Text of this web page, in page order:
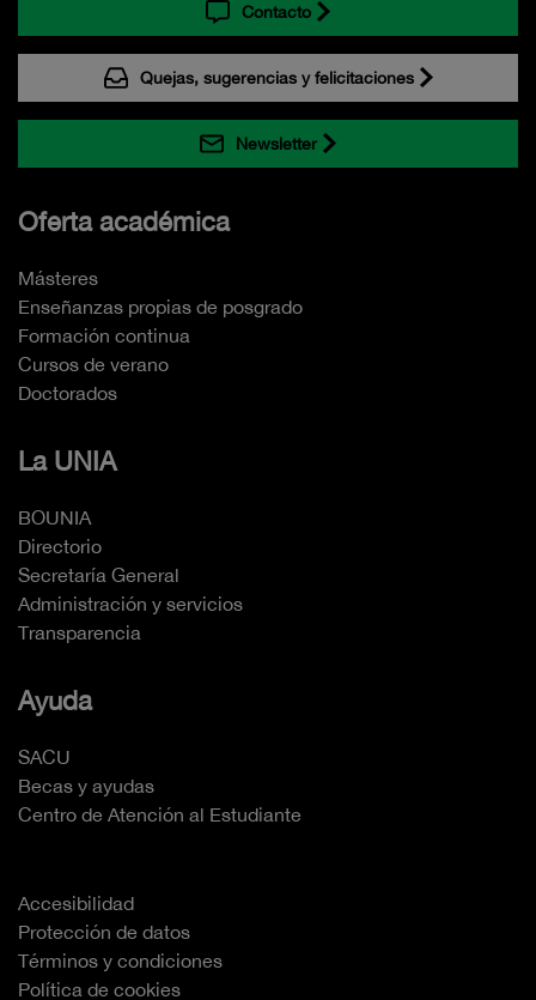
Contacto
Quejas, sugerencias y felicitaciones
Newsletter
Oferta académica
Másteres
Enseñanzas propias de posgrado
Formación continua
Cursos de verano
Doctorados
La UNIA
BOUNIA
Directorio
Secretaría General
Administración y servicios
Transparencia
Ayuda
SACU
Becas y ayudas
Centro de Atención al Estudiante
Accesibilidad
Protección de datos
Términos y condiciones
Política de cookies